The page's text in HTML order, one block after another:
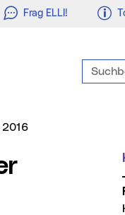
Frag ELLI!
2016